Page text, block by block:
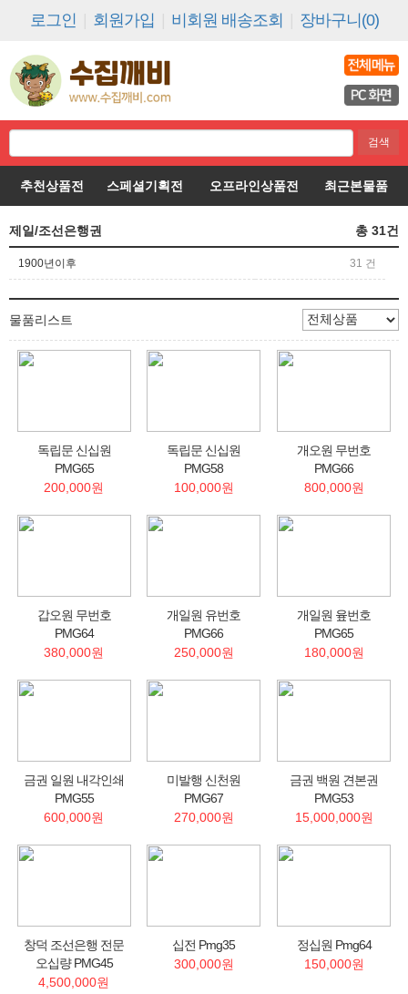
로그인 회원가입 비회원 배송조회 장바구니(0)
추천상품전 스페셜기획전 오프라인상품전 최근본물품
제일/조선은행권 총 31건
1900년이후 31 건
물품리스트
독립문 신십원
PMG65
200,000원
독립문 신십원
PMG58
100,000원
개오원 무번호
PMG66
800,000원
갑오원 무번호
PMG64
380,000원
개일원 유번호
PMG66
250,000원
개일원 윺번호
PMG65
180,000원
금권 일원 내각인쇄
PMG55
600,000원
미발행 신천원
PMG67
270,000원
금권 백원 견본권
PMG53
15,000,000원
창덕 조선은행 전문
오십량 PMG45
4,500,000원
십전 Pmg35
300,000원
정십원 Pmg64
150,000원